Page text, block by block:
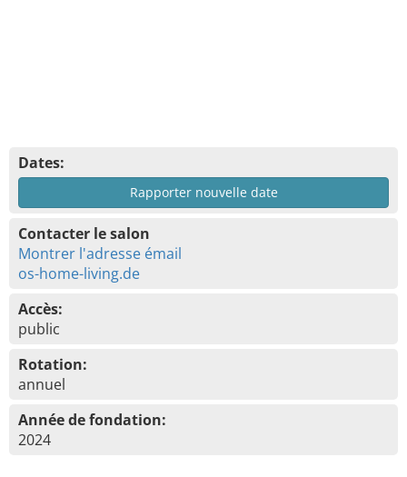
Dates:
Rapporter nouvelle date
Contacter le salon
Montrer l'adresse émail
os-home-living.de
Accès:
public
Rotation:
annuel
Année de fondation:
2024